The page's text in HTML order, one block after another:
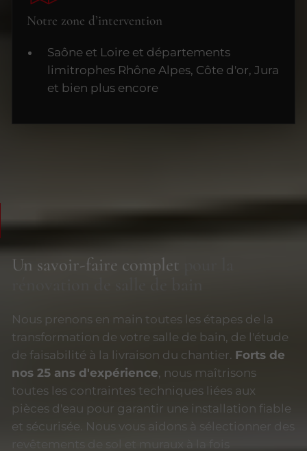
Notre zone d’intervention
Saône et Loire et départements
limitrophes Rhône Alpes, Côte d'or, Jura
et bien plus encore
Un savoir-faire complet
Nous prenons en main toutes les étapes de la
transformation de votre salle de bain, de l'étude
de faisabilité à la livraison du chantier. Forts de
nos 25 ans d'expérience, nous maîtrisons
toutes les contraintes techniques liées aux
pièces d'eau pour garantir une installation fiable
et sécurisée. Nous vous aidons à sélectionner des
revêtements de sol et muraux à la fois